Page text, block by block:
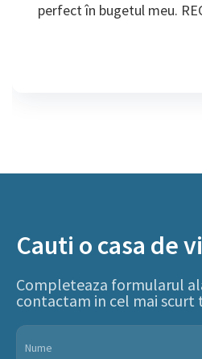
perfect în bugetul meu.
Cauti o casa de
Completeaza formularul
contactam in cel mai scurt